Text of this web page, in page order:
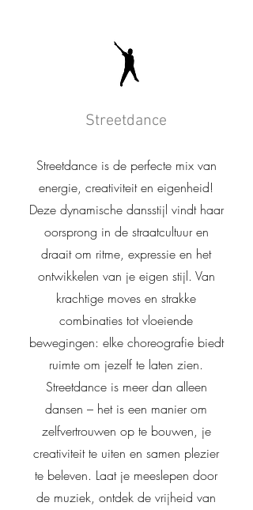
Streetdance
Streetdance is de perfecte mix van
energie, creativiteit en eigenheid!
Deze dynamische dansstijl vindt haar
oorsprong in de straatcultuur en
draait om ritme, expressie en het
ontwikkelen van je eigen stijl. Van
krachtige moves en strakke
combinaties tot vloeiende
bewegingen: elke choreografie biedt
ruimte om jezelf te laten zien.
Streetdance is meer dan alleen
dansen – het is een manier om
zelfvertrouwen op te bouwen, je
creativiteit te uiten en samen plezier
te beleven. Laat je meeslepen door
de muziek, ontdek de vrijheid van